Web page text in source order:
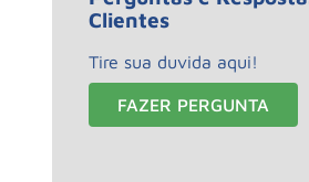
Clientes
Tire sua duvida aqui!
FAZER PERGUNTA